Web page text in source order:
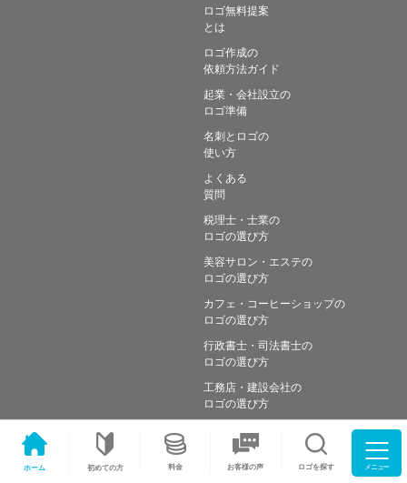
ホーム 初めての方 料金 お客様の声 ロゴを探す メニュー
ロゴ無料提案
とは
ロゴ作成の
依頼方法ガイド
起業・会社設立の
ロゴ準備
名刺とロゴの
使い方
よくある
質問
税理士・士業の
ロゴの選び方
美容サロン・エステの
ロゴの選び方
カフェ・コーヒーショップの
ロゴの選び方
行政書士・司法書士の
ロゴの選び方
工務店・建設会社の
ロゴの選び方
Copyright © Simple works Inc. All Rights Reserved.